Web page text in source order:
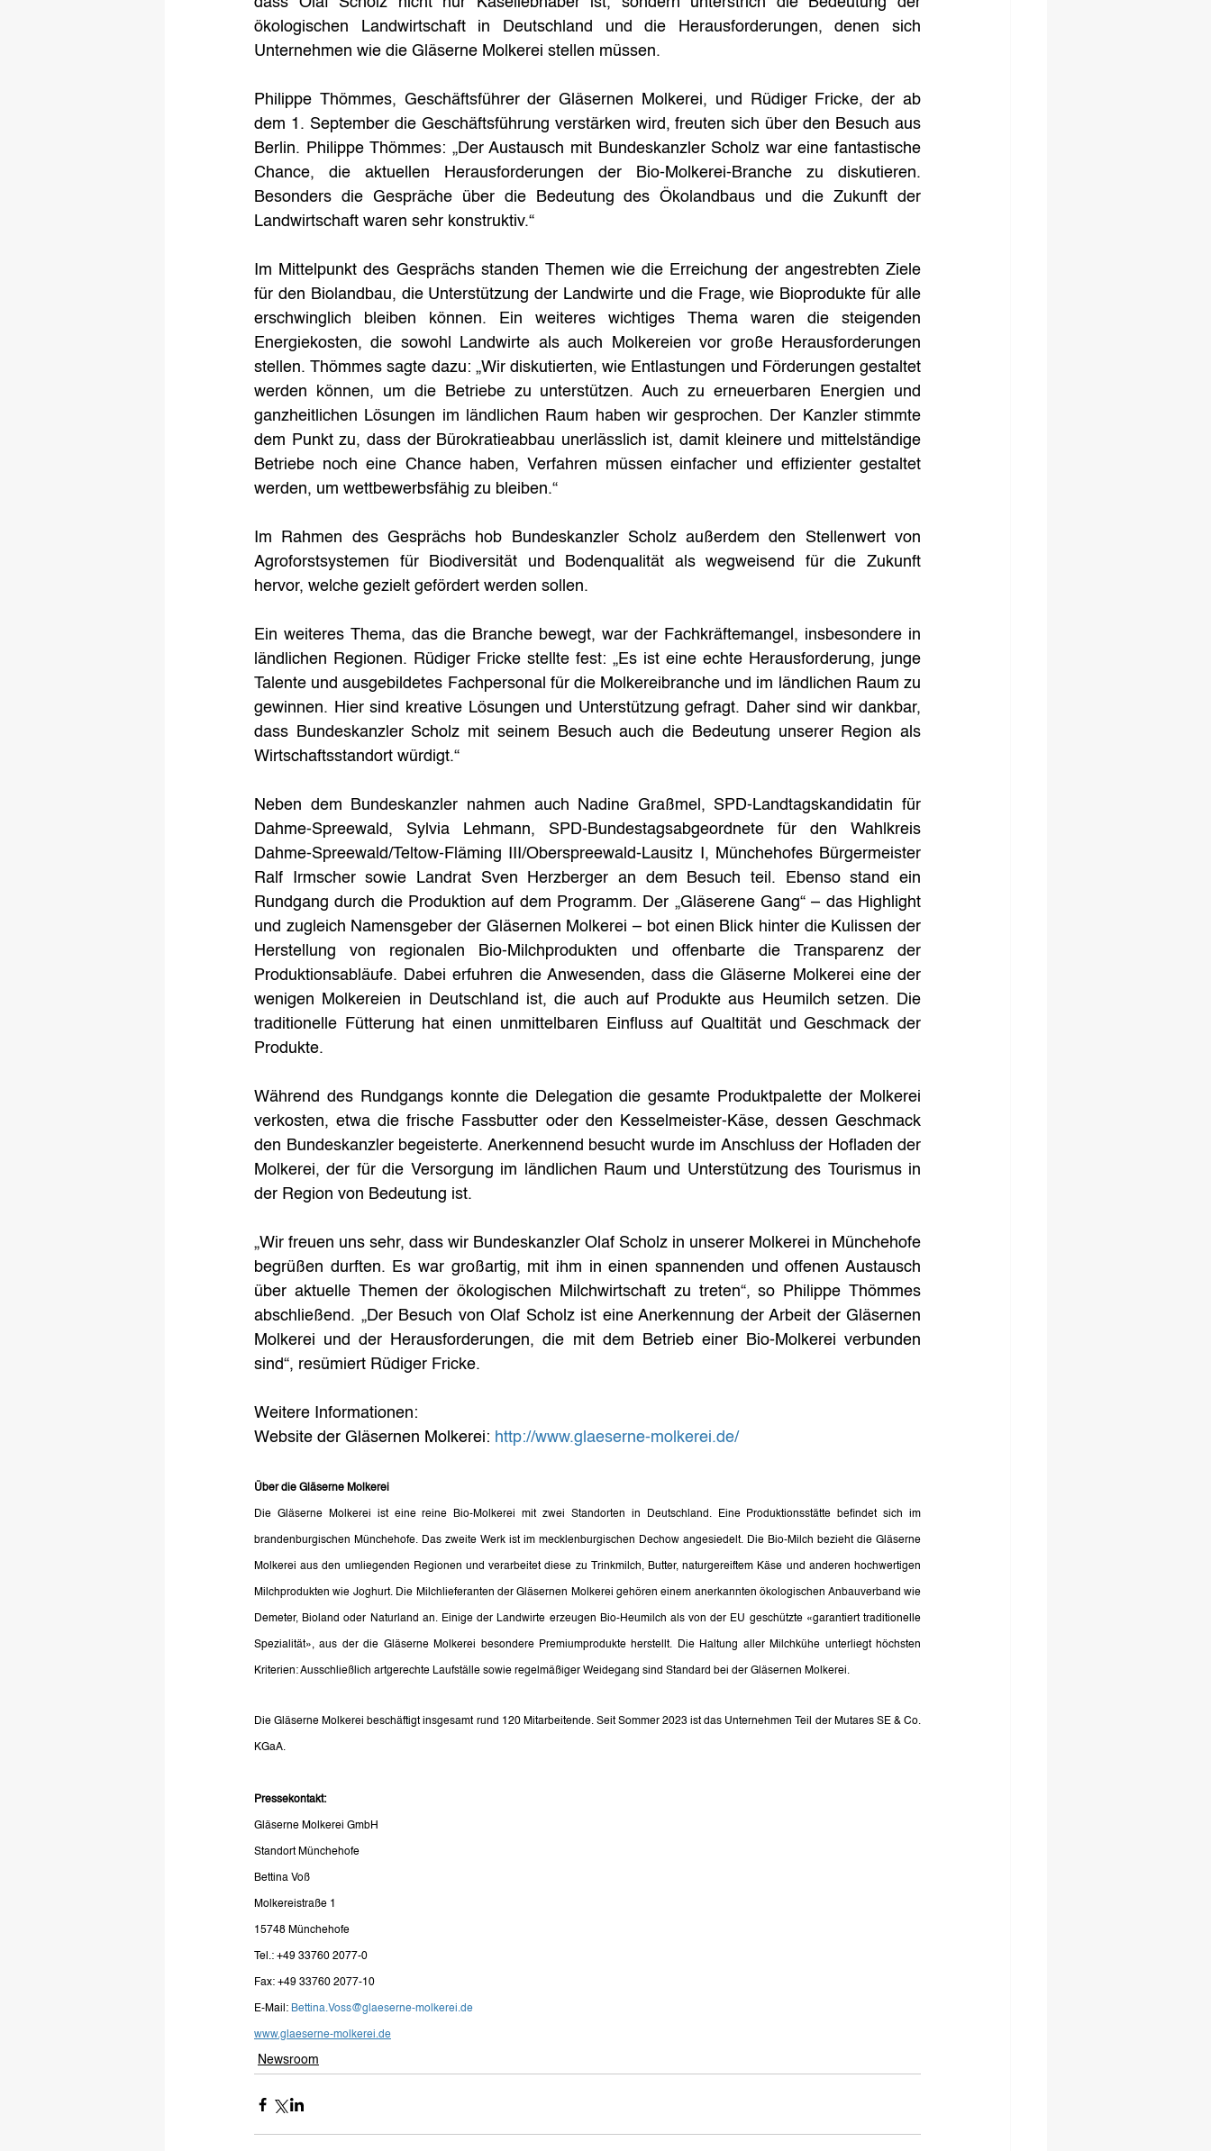
ökologischen Landwirtschaft in Deutschland und die Herausforderungen, denen sich
Unternehmen wie die Gläserne Molkerei stellen müssen.
Philippe Thömmes, Geschäftsführer der Gläsernen Molkerei, und Rüdiger Fricke, der ab
dem 1. September die Geschäftsführung verstärken wird, freuten sich über den Besuch aus
Berlin. Philippe Thömmes: „Der Austausch mit Bundeskanzler Scholz war eine fantastische
Chance, die aktuellen Herausforderungen der Bio-Molkerei-Branche zu diskutieren.
Besonders die Gespräche über die Bedeutung des Ökolandbaus und die Zukunft der
Landwirtschaft waren sehr konstruktiv.“
Im Mittelpunkt des Gesprächs standen Themen wie die Erreichung der angestrebten Ziele
für den Biolandbau, die Unterstützung der Landwirte und die Frage, wie Bioprodukte für alle
erschwinglich bleiben können. Ein weiteres wichtiges Thema waren die steigenden
Energiekosten, die sowohl Landwirte als auch Molkereien vor große Herausforderungen
stellen. Thömmes sagte dazu: „Wir diskutierten, wie Entlastungen und Förderungen gestaltet
werden können, um die Betriebe zu unterstützen. Auch zu erneuerbaren Energien und
ganzheitlichen Lösungen im ländlichen Raum haben wir gesprochen. Der Kanzler stimmte
dem Punkt zu, dass der Bürokratieabbau unerlässlich ist, damit kleinere und mittelständige
Betriebe noch eine Chance haben, Verfahren müssen einfacher und effizienter gestaltet
werden, um wettbewerbsfähig zu bleiben.“
Im Rahmen des Gesprächs hob Bundeskanzler Scholz außerdem den Stellenwert von
Agroforstsystemen für Biodiversität und Bodenqualität als wegweisend für die Zukunft
hervor, welche gezielt gefördert werden sollen.
Ein weiteres Thema, das die Branche bewegt, war der Fachkräftemangel, insbesondere in
ländlichen Regionen. Rüdiger Fricke stellte fest: „Es ist eine echte Herausforderung, junge
Talente und ausgebildetes Fachpersonal für die Molkereibranche und im ländlichen Raum zu
gewinnen. Hier sind kreative Lösungen und Unterstützung gefragt. Daher sind wir dankbar,
dass Bundeskanzler Scholz mit seinem Besuch auch die Bedeutung unserer Region als
Wirtschaftsstandort würdigt.“
Neben dem Bundeskanzler nahmen auch Nadine Graßmel, SPD-Landtagskandidatin für
Dahme-Spreewald, Sylvia Lehmann, SPD-Bundestagsabgeordnete für den Wahlkreis
Dahme-Spreewald/Teltow-Fläming III/Oberspreewald-Lausitz I, Münchehofes Bürgermeister
Ralf Irmscher sowie Landrat Sven Herzberger an dem Besuch teil. Ebenso stand ein
Rundgang durch die Produktion auf dem Programm. Der „Gläserene Gang“ – das Highlight
und zugleich Namensgeber der Gläsernen Molkerei – bot einen Blick hinter die Kulissen der
Herstellung von regionalen Bio-Milchprodukten und offenbarte die Transparenz der
Produktionsabläufe. Dabei erfuhren die Anwesenden, dass die Gläserne Molkerei eine der
wenigen Molkereien in Deutschland ist, die auch auf Produkte aus Heumilch setzen. Die
traditionelle Fütterung hat einen unmittelbaren Einfluss auf Qualtität und Geschmack der
Produkte.
Während des Rundgangs konnte die Delegation die gesamte Produktpalette der Molkerei
verkosten, etwa die frische Fassbutter oder den Kesselmeister-Käse, dessen Geschmack
den Bundeskanzler begeisterte. Anerkennend besucht wurde im Anschluss der Hofladen der
Molkerei, der für die Versorgung im ländlichen Raum und Unterstützung des Tourismus in
der Region von Bedeutung ist.
„Wir freuen uns sehr, dass wir Bundeskanzler Olaf Scholz in unserer Molkerei in Münchehofe
begrüßen durften. Es war großartig, mit ihm in einen spannenden und offenen Austausch
über aktuelle Themen der ökologischen Milchwirtschaft zu treten“, so Philippe Thömmes
abschließend. „Der Besuch von Olaf Scholz ist eine Anerkennung der Arbeit der Gläsernen
Molkerei und der Herausforderungen, die mit dem Betrieb einer Bio-Molkerei verbunden
sind“, resümiert Rüdiger Fricke.
Weitere Informationen:
Website der Gläsernen Molkerei: http://www.glaeserne-molkerei.de/
Über die Gläserne Molkerei
Die Gläserne Molkerei ist eine reine Bio-Molkerei mit zwei Standorten in Deutschland. Eine Produktionsstätte befindet sich im
brandenburgischen Münchehofe. Das zweite Werk ist im mecklenburgischen Dechow angesiedelt. Die Bio-Milch bezieht die Gläserne
Molkerei aus den umliegenden Regionen und verarbeitet diese zu Trinkmilch, Butter, naturgereiftem Käse und anderen hochwertigen
Milchprodukten wie Joghurt. Die Milchlieferanten der Gläsernen Molkerei gehören einem anerkannten ökologischen Anbauverband wie
Demeter, Bioland oder Naturland an. Einige der Landwirte erzeugen Bio-Heumilch als von der EU geschützte «garantiert traditionelle
Spezialität», aus der die Gläserne Molkerei besondere Premiumprodukte herstellt. Die Haltung aller Milchkühe unterliegt höchsten
Kriterien: Ausschließlich artgerechte Laufställe sowie regelmäßiger Weidegang sind Standard bei der Gläsernen Molkerei.
Die Gläserne Molkerei beschäftigt insgesamt rund 120 Mitarbeitende. Seit Sommer 2023 ist das Unternehmen Teil der Mutares SE & Co.
KGaA.
Pressekontakt:
Gläserne Molkerei GmbH
Standort Münchehofe
Bettina Voß
Molkereistraße 1
15748 Münchehofe
Tel.: +49 33760 2077-0
Fax: +49 33760 2077-10
E-Mail: Bettina.Voss@glaeserne-molkerei.de
www.glaeserne-molkerei.de
Newsroom